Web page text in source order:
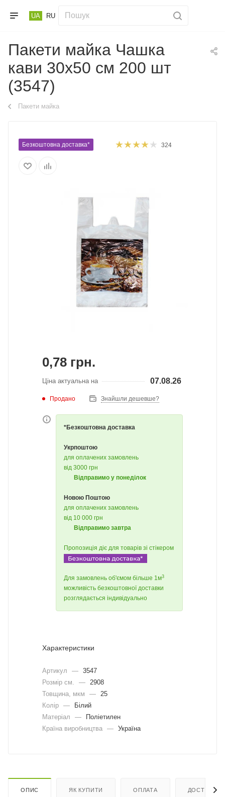
UA RU
Пакети майка Чашка
кави 30х50 см 200 шт
(3547)
Пакети майка
Безкоштовна доставка* 324
0,78 грн.
Ціна актуальна на 07.08.26
Продано Знайшли дешевше?
*Безкоштовна доставка
Укрпоштою
для оплачених замовлень
від 3000 грн
Відправимо у понеділок
Новою Поштою
для оплачених замовлень
від 10 000 грн
Відправимо завтра
Пропозиція діє для товарів зі стікером
Для замовлень об'ємом більше 1м3
можливість безкоштовної доставки
розглядається індивідуально
Характеристики
Артикул — 3547
Розмір см.
—
2908
Товщина, мкм
—
25
Колір —
Білий
Матеріал
—
Поліетилен
Країна виробництва — Україна
ОПИС ЯК КУПИТИ ОПЛАТА ДОСТАВКА